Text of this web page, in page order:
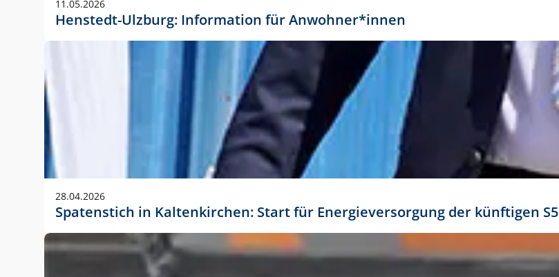
11.05.2026
Henstedt-Ulzburg: Information für Anwohner*innen
28.04.2026
Spatenstich in Kaltenkirchen: Start für Energieversorgung der künftigen S5